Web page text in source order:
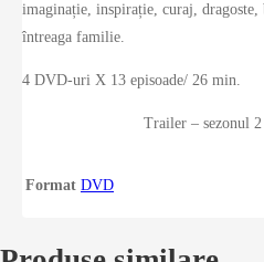
imaginație, inspirație, curaj,
întreaga familie.
4 DVD-uri X 13 episoade/ 26 min.
Trailer – sezonul
Format DVD